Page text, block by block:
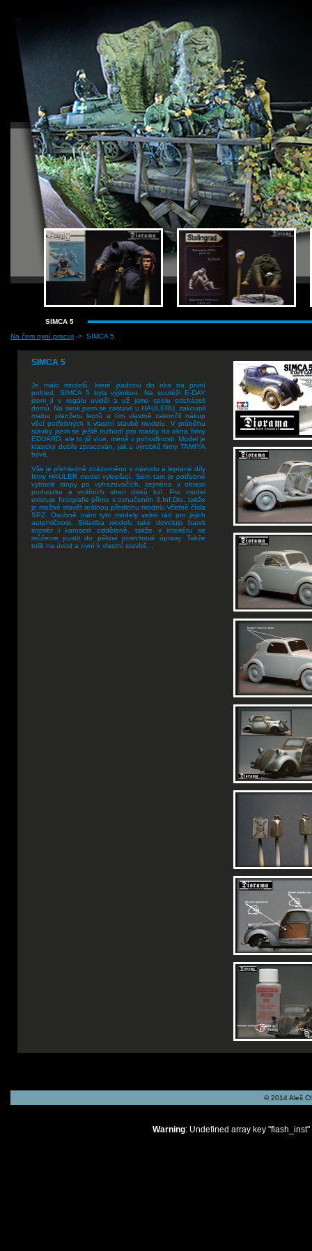
SIMCA 5
Na čem nyní pracuji -> SIMCA 5
SIMCA 5
Je málo modelů, které padnou do oka na první
pohled. SIMCA 5 byla výjimkou. Na soutěži E-DAY
jsem jí v regálu uviděl a už jsme spolu odcházeli
domů. Na skok jsem se zastavil u HAULERU, zakoupil
malou planžetu leptů a tím vlastně zakončil nákup
věcí potřebných k vlastní stavbě modelu. V průběhu
stavby jsem se ještě rozhodl pro masky na okna firmy
EDUARD, ale to již více, méně z pohodlnosti. Model je
klasicky dobře zpracován, jak u výrobků firmy TAMIYA
bývá.
Vše je přehledně znázorněno v návodu a leptané díly
firmy HAULER model vylepšují. Sem tam je potřebné
vytmelit stopy po vyhazovačích, zejména v oblasti
podvozku a vnitřních stran disků kol. Pro model
existuje fotografie přímo s označením 3.Inf.Div., takže
je možné stavět reálnou předlohu modelu včetně čísla
SPZ. Osobně mám tyto modely velmi rád pro jejich
autentičnost. Skladba modelu také dovoluje barvit
interiér i karoserii odděleně, takže v interiéru se
můžeme pustit do pěkné povrchové úpravy. Takže
tolik na úvod a nyní k vlastní stavbě…
© 2014 Aleš
Warning: Undefined array key